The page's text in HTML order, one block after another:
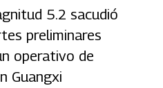
5.2 sacudió
preliminares
operativo de
Guangxi